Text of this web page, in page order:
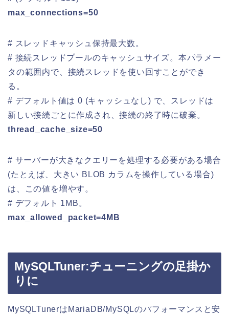
max_connections=50
# スレッドキャッシュ保持最大数。
# 接続スレッドプールのキャッシュサイズ。本パラメー
タの範囲内で、接続スレッドを使い回すことができ
る。
# デフォルト値は 0 (キャッシュなし) で、スレッドは
新しい接続ごとに作成され、接続の終了時に破棄。
thread_cache_size=50
# サーバーが大きなクエリーを処理する必要がある場合
(たとえば、大きい BLOB カラムを操作している場合)
は、この値を増やす。
# デフォルト 1MB。
max_allowed_packet=4MB
MySQLTuner:チューニングの足掛か
りに
MySQLTunerはMariaDB/MySQLのパフォーマンスと安